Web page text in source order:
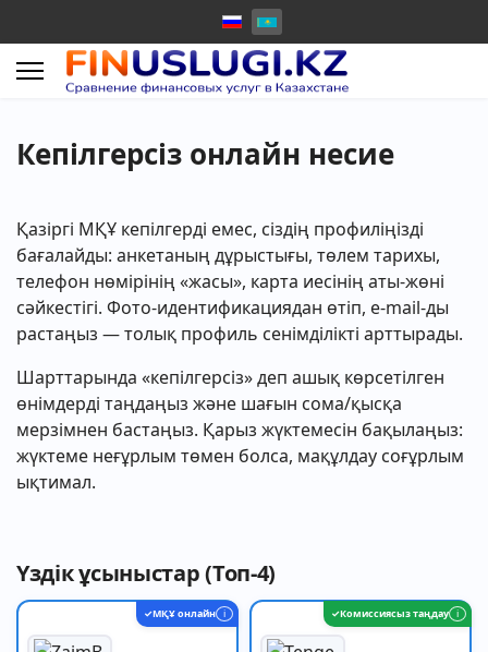
Кепілгерсіз онлайн несие
Қазіргі МҚҰ кепілгерді емес, сіздің профиліңізді
бағалайды: анкетаның дұрыстығы, төлем тарихы,
телефон нөмірінің «жасы», карта иесінің аты-жөні
сәйкестігі. Фото-идентификациядан өтіп, e-mail-ды
растаңыз — толық профиль сенімділікті арттырады.
Шарттарында «кепілгерсіз» деп ашық көрсетілген
өнімдерді таңдаңыз және шағын сома/қысқа
мерзімнен бастаңыз. Қарыз жүктемесін бақылаңыз:
жүктеме неғұрлым төмен болса, мақұлдау соғұрлым
ықтимал.
Үздік ұсыныстар (Топ-4)
✓МҚҰ онлайн i ✓Комиссиясыз таңдау i